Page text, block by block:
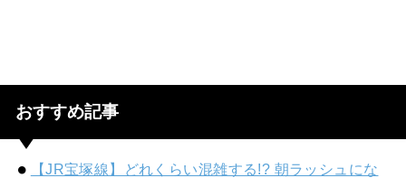
おすすめ記事
【JR宝塚線】どれくらい混雑する!? 朝ラッシュにな